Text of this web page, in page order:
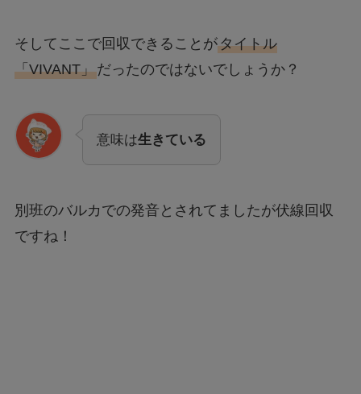
そしてここで回収できることがタイトル
「VIVANT」だったのではないでしょうか？
意味は生きている
別班のバルカでの発音とされてましたが伏線回収
ですね！